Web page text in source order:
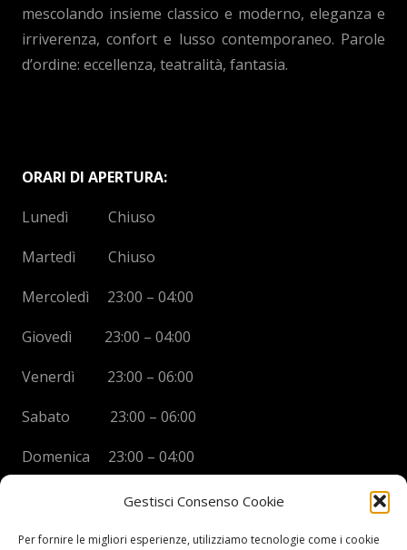
Gestisci Consenso Cookie
Per fornire le migliori esperienze, utilizziamo tecnologie come i cookie
mescolando insieme classico e moderno, eleganza e
irriverenza, confort e lusso contemporaneo. Parole
d’ordine: eccellenza, teatralità, fantasia.
ORARI DI APERTURA:
Lunedì Chiuso
Martedì Chiuso
Mercoledì 23:00 – 04:00
Giovedì 23:00 – 04:00
Venerdì 23:00 – 06:00
Sabato 23:00 – 06:00
Domenica 23:00 – 04:00